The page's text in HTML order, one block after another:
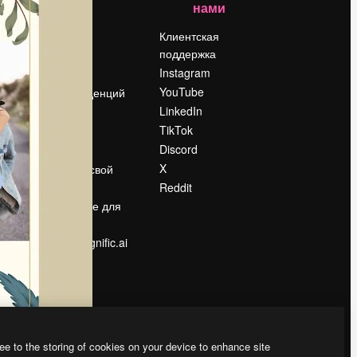
Цены
Поиск тенденций
Продайте свой
Помещение для
Ищете magnific.ai
нами
Клиентская
поддержка
Instagram
YouTube
LinkedIn
TikTok
Discord
X
Reddit
to the storing of cookies on your device to enhance site